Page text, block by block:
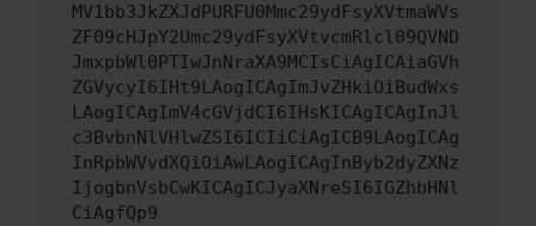
MV1bb3JkZXJdPURFU0Mmc29ydFsyXVtmaWVs
ZF09cHJpY2Umc29ydFsyXVtvcmRlcl09QVND
JmxpbWl0PTIwJnNraXA9MCIsCiAgICAiaGVh
ZGVycyI6IHt9LAogICAgImJvZHkiOiBudWxs
LAogICAgImV4cGVjdCI6IHsKICAgICAgInJl
c3BvbnNlVHlwZSI6ICIiCiAgICB9LAogICAg
InRpbWVvdXQiOiAwLAogICAgInByb2dyZXNz
IjogbnVsbCwKICAgICJyaXNreSI6IGZhbHNl
CiAgfQp9